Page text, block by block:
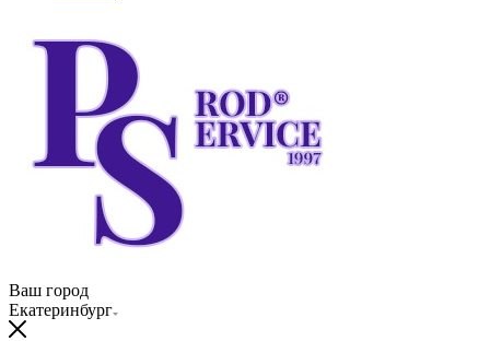
Ваш город
Екатеринбург